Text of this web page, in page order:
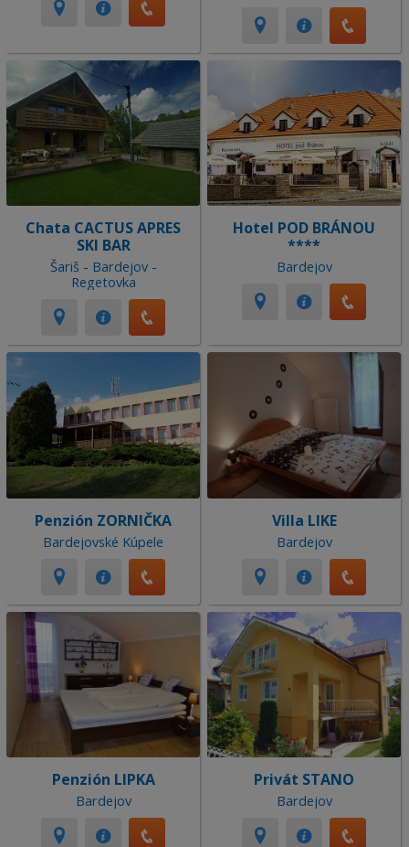
Chata CACTUS APRES
SKI BAR
Šariš - Bardejov -
Regetovka
Hotel POD BRÁNOU
****
Bardejov
Penzión ZORNIČKA
Bardejovské Kúpele
Villa LIKE
Bardejov
Penzión LIPKA
Bardejov
Privát STANO
Bardejov